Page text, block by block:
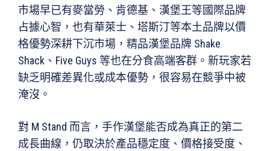
市場早已有麥當勞、肯德基、漢堡王等國際品牌
占據心智，也有華萊士、塔斯汀等本土品牌以價
格優勢深耕下沉市場，精品漢堡品牌 Shake
Shack、Five Guys 等也在分食高端客群。新玩家若
缺乏明確差異化或成本優勢，很容易在競爭中被
淹沒。
對 M Stand 而言，手作漢堡能否成為真正的第二
成長曲線，仍取決於產品穩定度、價格接受度、